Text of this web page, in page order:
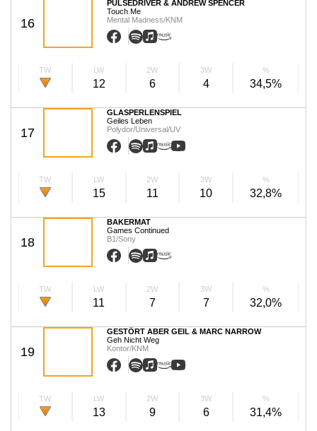
16
PULSEDRIVER & ANDREW SPENCER
Touch Me
Mental Madness/KNM
TW LW
12
2W
6
3W
4
%
34,5%
17
GLASPERLENSPIEL
Geiles Leben
Polydor/Universal/UV
TW LW
15
2W
11
3W
10
%
32,8%
18
BAKERMAT
Games Continued
B1/Sony
TW LW
11
2W
7
3W
7
%
32,0%
19
GESTÖRT ABER GEIL & MARC NARROW
Geh Nicht Weg
Kontor/KNM
TW LW
13
2W
9
3W
6
%
31,4%